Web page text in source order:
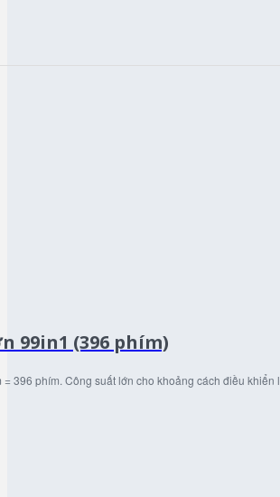
99in1 (396 phím)
396 phím. Công suất lớn cho khoảng cách điều khiển